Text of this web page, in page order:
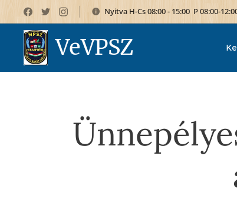
Nyitva H-Cs 08:00 - 15:00 P 08:00-
VeVPSZ